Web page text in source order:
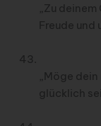
„Zu
Freude und
„Möge
glücklich